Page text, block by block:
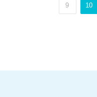
9 10